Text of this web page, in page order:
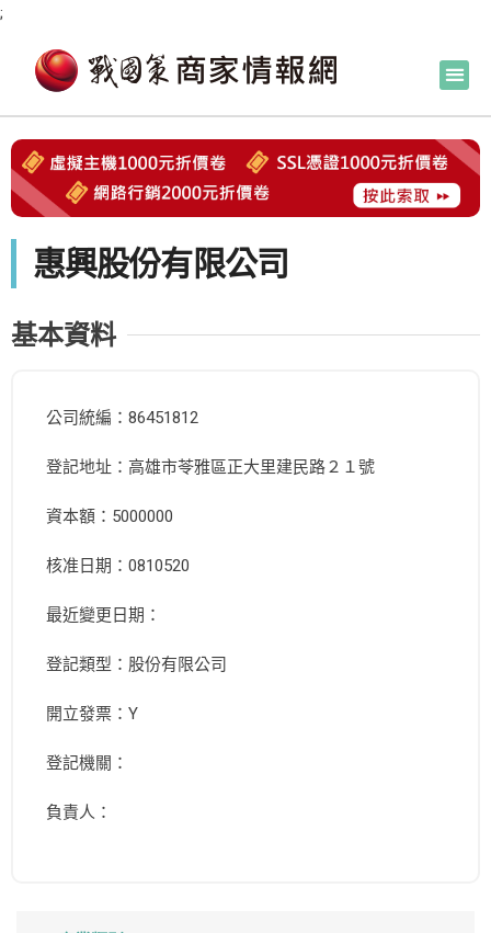
;
惠興股份有限公司
基本資料
公司統編：86451812
登記地址：高雄市苓雅區正大里建民路２１號
資本額：5000000
核准日期：0810520
最近變更日期：
登記類型：股份有限公司
開立發票：Y
登記機關：
負責人：